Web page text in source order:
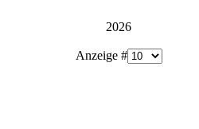
2026
Anzeige #